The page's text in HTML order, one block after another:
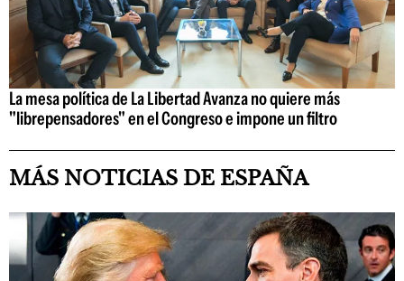
La mesa política de La Libertad Avanza no quiere más
"librepensadores" en el Congreso e impone un filtro
MÁS NOTICIAS DE ESPAÑA